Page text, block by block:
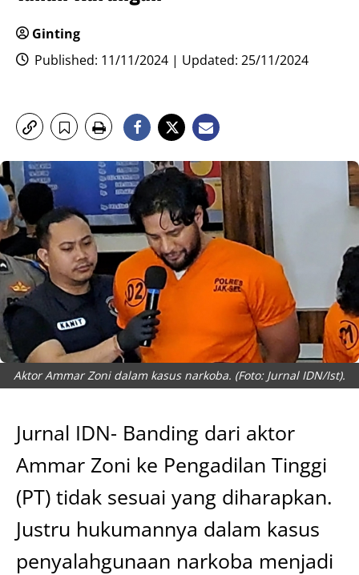
Ginting
Published: 11/11/2024 | Updated: 25/11/2024
Aktor Ammar Zoni dalam kasus narkoba. (Foto: Jurnal IDN/Ist).
Jurnal IDN- Banding dari aktor
Ammar Zoni ke Pengadilan Tinggi
(PT) tidak sesuai yang diharapkan.
Justru hukumannya dalam kasus
penyalahgunaan narkoba menjadi